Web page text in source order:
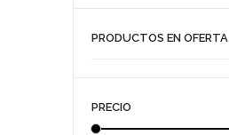
PRODUCTOS EN OFERTA
PRECIO